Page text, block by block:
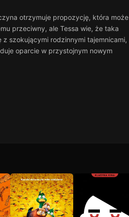
otrzymuje propozycję, która może
przeciwny, ale Tessa wie, że taka
szokującymi rodzinnymi tajemnicami,
oparcie w przystojnym nowym